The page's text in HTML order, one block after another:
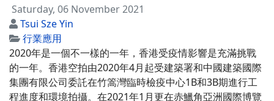
Saturday, 06 November 2021
Tsui Sze Yin
行業應用
2020年是一個不一樣的一年，香港受疫情影響是充滿挑戰
的一年。香港空拍由2020年4月起受建築署和中國建築國際
集團有限公司委託在竹篙灣臨時檢疫中心1B和3B期進行工
程進度和環境拍攝。在2021年1月更在赤鱲角亞洲國際博覽